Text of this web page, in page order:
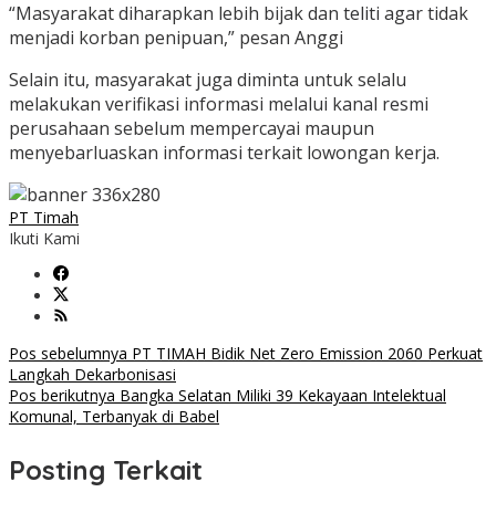
“Masyarakat diharapkan lebih bijak dan teliti agar tidak
menjadi korban penipuan,” pesan Anggi
Selain itu, masyarakat juga diminta untuk selalu
melakukan verifikasi informasi melalui kanal resmi
perusahaan sebelum mempercayai maupun
menyebarluaskan informasi terkait lowongan kerja.
PT Timah
Ikuti Kami
Navigasi
pos
Pos sebelumnya PT TIMAH Bidik Net Zero Emission 2060 Perkuat
Langkah Dekarbonisasi
Pos berikutnya Bangka Selatan Miliki 39 Kekayaan Intelektual
Komunal, Terbanyak di Babel
Posting Terkait